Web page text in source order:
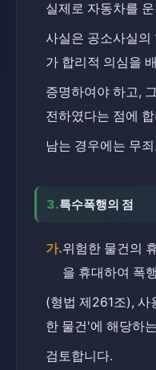
실제로 자동차를
사실은 공소사실의
가 합리적 의심을
증명하여야 하고,
전하였다는 점에
남는 경우에는 무
3.특수폭행의 점
가.위험한 물건의
을 휴대하여 폭
(형법 제261조), 사
한 물건'에 해당하
검토합니다.